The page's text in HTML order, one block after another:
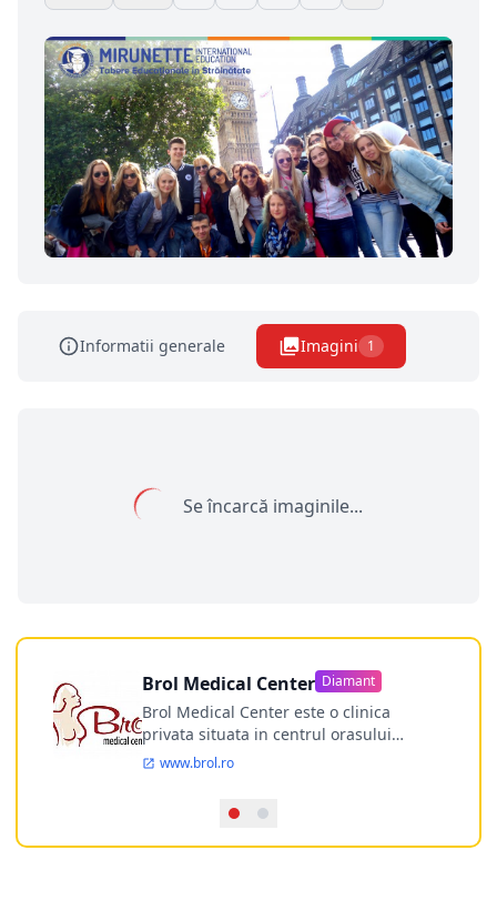
Informatii generale Imagini 1
Se încarcă imaginile...
Brol Medical Center Diamant
Brol Medical Center este o clinica
privata situata in centrul orasului
Timisoara avand o experienta de
desfasoara activitatea intr-un spital
ultramodern.
www.brol.ro